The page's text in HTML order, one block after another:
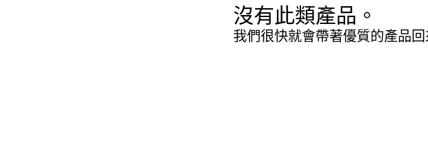
沒有此類產品。
我們很快就會帶著優質的產品